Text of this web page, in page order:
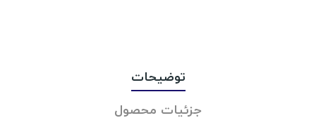
توضیحات
جزئیات محصول